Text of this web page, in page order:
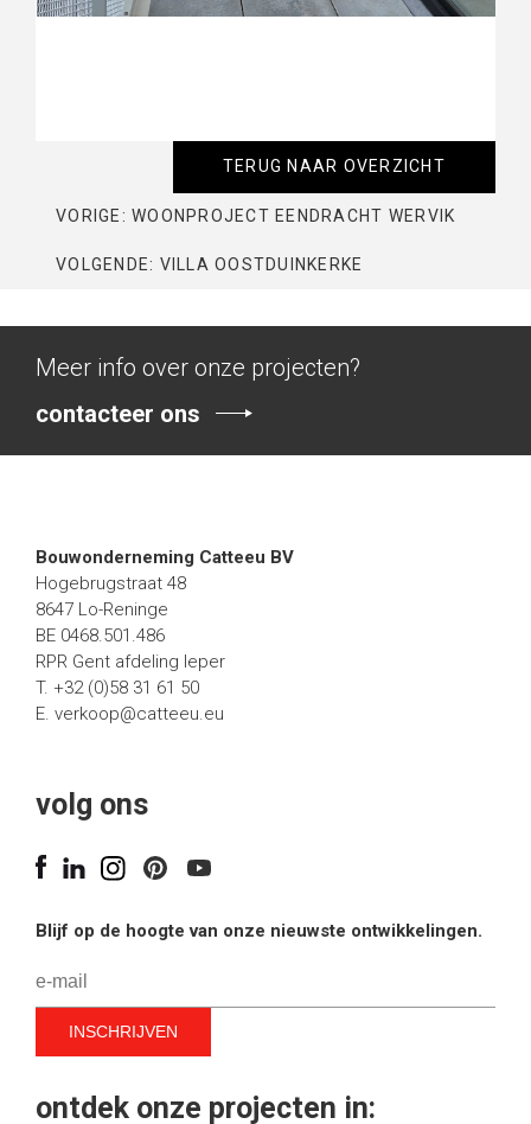
TERUG NAAR OVERZICHT
VORIGE: WOONPROJECT EENDRACHT WERVIK
VOLGENDE: VILLA OOSTDUINKERKE
Meer info over onze projecten?
contacteer ons
Bouwonderneming Catteeu BV
Hogebrugstraat 48
8647 Lo-Reninge
BE 0468.501.486
RPR Gent afdeling Ieper
T. +32 (0)58 31 61 50
E. verkoop@catteeu.eu
volg ons
Blijf op de hoogte van onze nieuwste ontwikkelingen.
ontdek onze projecten in: